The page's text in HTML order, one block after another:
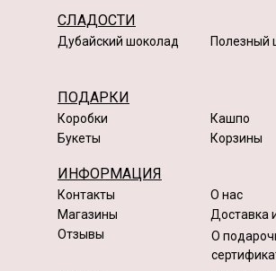
СЛАДОСТИ
Дубайский шоколад Полезный
ПОДАРКИ
Коробки
Букеты
Кашпо
Корзины
ИНФОРМАЦИЯ
Контакты
Магазины
Отзывы
О нас
Доставка
О